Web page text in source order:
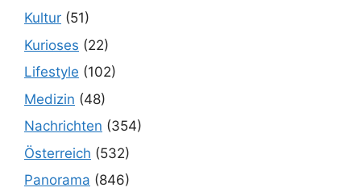
Kultur (51)
Kurioses (22)
Lifestyle (102)
Medizin (48)
Nachrichten (354)
Österreich (532)
Panorama (846)